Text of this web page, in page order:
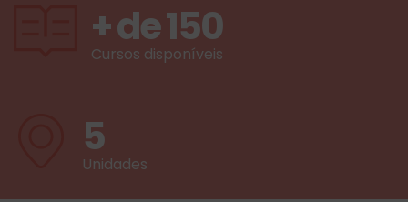
+ de150
Cursos disponíveis
5
Unidades